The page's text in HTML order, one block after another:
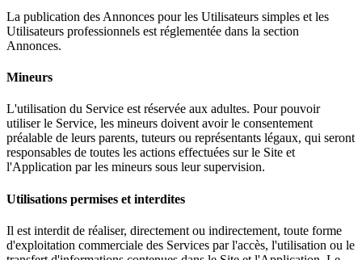
La publication des Annonces pour les Utilisateurs simples et les
Utilisateurs professionnels est réglementée dans la section
Annonces.
Mineurs
L'utilisation du Service est réservée aux adultes. Pour pouvoir
utiliser le Service, les mineurs doivent avoir le consentement
préalable de leurs parents, tuteurs ou représentants légaux, qui seront
responsables de toutes les actions effectuées sur le Site et
l'Application par les mineurs sous leur supervision.
Utilisations permises et interdites
Il est interdit de réaliser, directement ou indirectement, toute forme
d'exploitation commerciale des Services par l'accès, l'utilisation ou le